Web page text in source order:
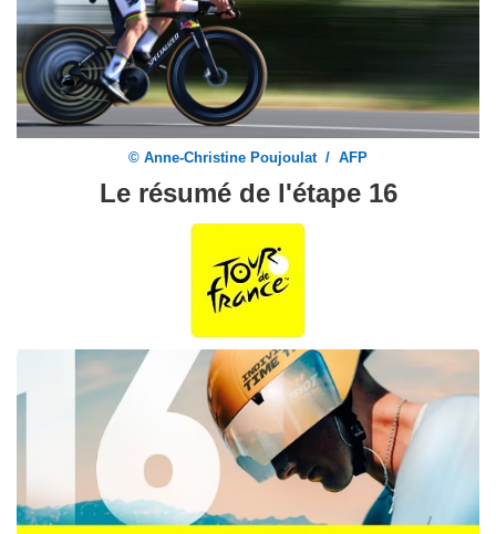
© Anne-Christine Poujoulat / AFP
Le résumé de l'étape 16